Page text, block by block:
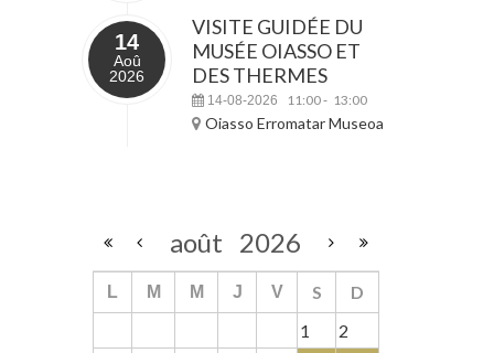
14
Aoû
2026
VISITE GUIDÉE DU
MUSÉE OIASSO ET
DES THERMES
14-08-2026 11:00- 13:00
Oiasso Erromatar Museoa
août 2026
L M M J V S
D
1
2